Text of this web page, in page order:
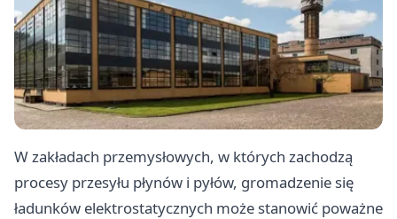
W zakładach przemysłowych, w których zachodzą
procesy przesyłu płynów i pyłów, gromadzenie się
ładunków elektrostatycznych może stanowić poważne